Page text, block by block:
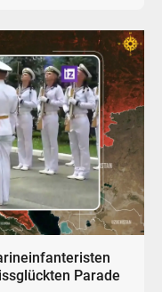
Parade